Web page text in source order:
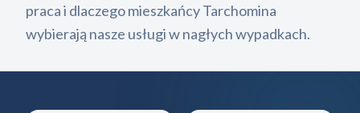
praca i dlaczego mieszkańcy Tarchomina
wybierają nasze usługi w nagłych wypadkach.